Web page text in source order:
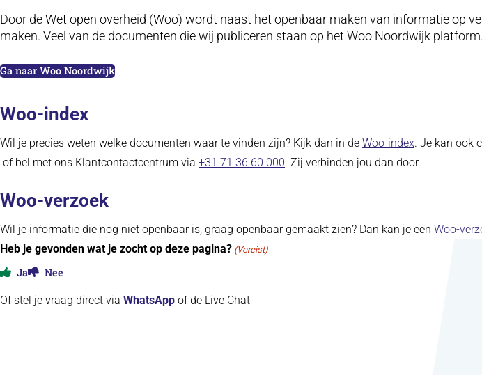
Door de Wet open overheid (Woo) wordt naast het openbaar maken van informatie op
maken. Veel van de documenten die wij publiceren staan op het Woo Noordwijk platform.
Ga naar Woo Noordwijk
(opent in nieuw tabblad)
Woo-index
Wil je precies weten welke documenten waar te vinden zijn? Kijk dan in de Woo-index(opent in
. Je kan ook
(opent in nieuw tabblad)
of bel met ons Klantcontactcentrum via +31 71 36 60 000. Zij verbinden jou dan door.
Woo-verzoek
Wil je informatie die nog niet openbaar is, graag openbaar gemaakt zien? Dan kan je een Woo-
Heb je gevonden wat je zocht op deze pagina? (Vereist)
Ja Nee
Of stel je vraag direct via WhatsApp of de Live Chat